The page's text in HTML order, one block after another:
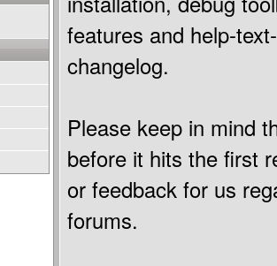
features and help-
changelog.
Please keep in mind
before it hits the first
or feedback for us
forums.